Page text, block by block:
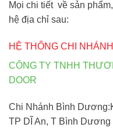
Mọi chi tiết về sản
hệ địa chỉ sau:
HỆ THỐNG CHI NHÁNH
CÔNG TY TNHH
DOOR
Chi Nhánh Bình
TP DĨ An, T Bình Dương